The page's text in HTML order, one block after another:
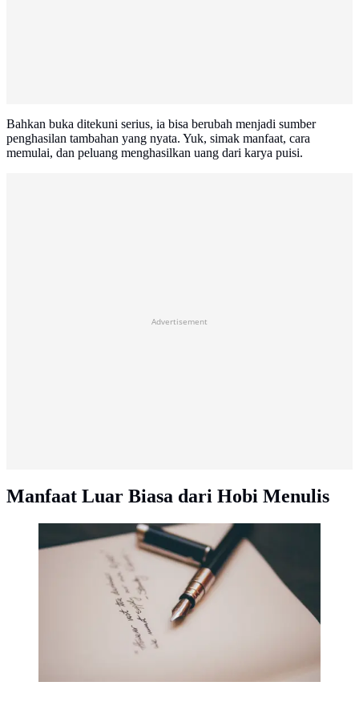
Bahkan buka ditekuni serius, ia bisa berubah menjadi sumber
penghasilan tambahan yang nyata. Yuk, simak manfaat, cara
memulai, dan peluang menghasilkan uang dari karya puisi.
Advertisement
Manfaat Luar Biasa dari Hobi Menulis
Ilustrasi menulis, pantun, puisi. (Photo by Álvaro
Serrano on Unsplash)